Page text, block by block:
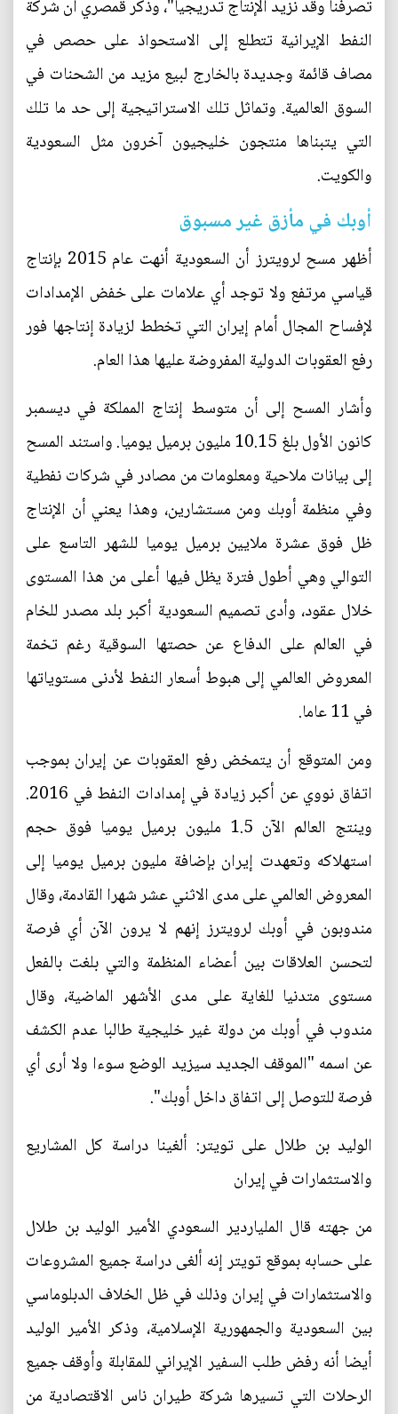
تصرفنا وقد نزيد الإنتاج تدريجيا"، وذكر قمصري أن شركة
النفط الإيرانية تتطلع إلى الاستحواذ على حصص في
مصاف قائمة وجديدة بالخارج لبيع مزيد من الشحنات في
السوق العالمية. وتماثل تلك الاستراتيجية إلى حد ما تلك
التي يتبناها منتجون خليجيون آخرون مثل السعودية
والكويت.
أوبك في مأزق غير مسبوق
أظهر مسح لرويترز أن السعودية أنهت عام 2015 بإنتاج
قياسي مرتفع ولا توجد أي علامات على خفض الإمدادات
لإفساح المجال أمام إيران التي تخطط لزيادة إنتاجها فور
رفع العقوبات الدولية المفروضة عليها هذا العام.
وأشار المسح إلى أن متوسط إنتاج المملكة في ديسمبر
كانون الأول بلغ 10.15 مليون برميل يوميا. واستند المسح
إلى بيانات ملاحية ومعلومات من مصادر في شركات نفطية
وفي منظمة أوبك ومن مستشارين، وهذا يعني أن الإنتاج
ظل فوق عشرة ملايين برميل يوميا للشهر التاسع على
التوالي وهي أطول فترة يظل فيها أعلى من هذا المستوى
خلال عقود، وأدى تصميم السعودية أكبر بلد مصدر للخام
في العالم على الدفاع عن حصتها السوقية رغم تخمة
المعروض العالمي إلى هبوط أسعار النفط لأدنى مستوياتها
في 11 عاما.
ومن المتوقع أن يتمخض رفع العقوبات عن إيران بموجب
اتفاق نووي عن أكبر زيادة في إمدادات النفط في 2016.
وينتج العالم الآن 1.5 مليون برميل يوميا فوق حجم
استهلاكه وتعهدت إيران بإضافة مليون برميل يوميا إلى
المعروض العالمي على مدى الاثني عشر شهرا القادمة، وقال
مندوبون في أوبك لرويترز إنهم لا يرون الآن أي فرصة
لتحسن العلاقات بين أعضاء المنظمة والتي بلغت بالفعل
مستوى متدنيا للغاية على مدى الأشهر الماضية، وقال
مندوب في أوبك من دولة غير خليجية طالبا عدم الكشف
عن اسمه "الموقف الجديد سيزيد الوضع سوءا ولا أرى أي
فرصة للتوصل إلى اتفاق داخل أوبك".
الوليد بن طلال على تويتر: ألغينا دراسة كل المشاريع
والاستثمارات في إيران
من جهته قال الملياردير السعودي الأمير الوليد بن طلال
على حسابه بموقع تويتر إنه ألغى دراسة جميع المشروعات
والاستثمارات في إيران وذلك في ظل الخلاف الدبلوماسي
بين السعودية والجمهورية الإسلامية، وذكر الأمير الوليد
أيضا أنه رفض طلب السفير الإيراني للمقابلة وأوقف جميع
الرحلات التي تسيرها شركة طيران ناس الاقتصادية من